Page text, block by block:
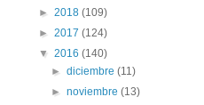
► 2018 (109)
► 2017 (124)
▼ 2016 (140)
►diciembre(11)
►noviembre(13)